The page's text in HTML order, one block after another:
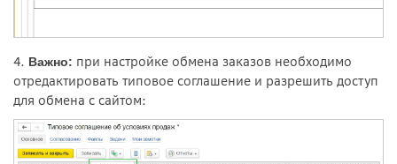
4. Важно: при настройке обмена заказов необходимо
отредактировать типовое соглашение и разрешить доступ
для обмена с сайтом: